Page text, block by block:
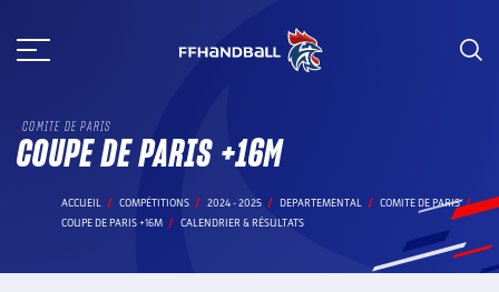
au
COMITE DE PARIS
COUPE DE PARIS +16M
ACCUEIL COMPÉTITIONS 2024 - 2025 DEPARTEMENTAL
COMITE DE PARIS
COUPE DE PARIS +16M
CALENDRIER & RÉSULTATS